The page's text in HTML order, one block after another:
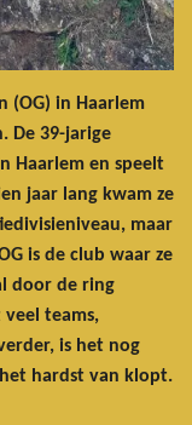
(OG) in Haarlem
De 39-jarige
Haarlem en speelt
jaar lang kwam ze
maar
is de club waar ze
door de ring
teams,
is het nog
hardst van klopt.